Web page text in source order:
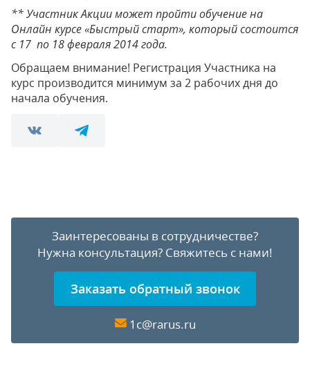
** Участник Акции может пройти обучение на
Онлайн курсе «Быстрый старт», который состоится
с 17 ­ по 18 февраля 2014 года.
Обращаем внимание! Регистрация Участника на
курс производится минимум за 2 рабочих дня до
начала обучения.
Заинтересованы в сотрудничестве?
Нужна консультация? Свяжитесь с нами!
Заказать обратный звонок
1c@rarus.ru